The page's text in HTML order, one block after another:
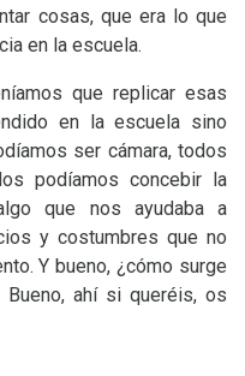
cosas, que era lo que
en la escuela.
que replicar esas
en la escuela sino
ser cámara, todos
podíamos concebir la
que nos ayudaba a
y costumbres que no
Y bueno, ¿cómo surge
ahí si queréis, os